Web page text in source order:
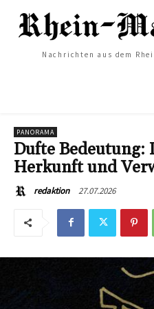
Nachrichten aus dem
PANORAMA
Dufte Bedeutung:
Herkunft und
redaktion 27.07.2026